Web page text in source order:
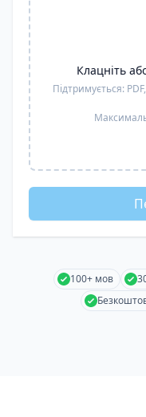
Клацніть
Підтримується:
100+ мов